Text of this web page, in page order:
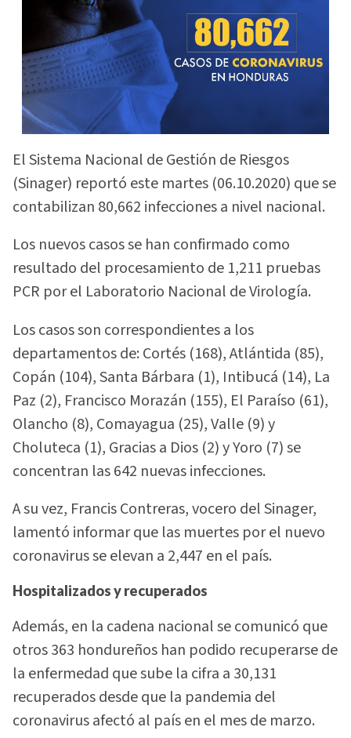
El Sistema Nacional de Gestión de Riesgos
(Sinager) reportó este martes (06.10.2020) que se
contabilizan 80,662 infecciones a nivel nacional.
Los nuevos casos se han confirmado como
resultado del procesamiento de 1,211 pruebas
PCR por el Laboratorio Nacional de Virología.
Los casos son correspondientes a los
departamentos de: Cortés (168), Atlántida (85),
Copán (104), Santa Bárbara (1), Intibucá (14), La
Paz (2), Francisco Morazán (155), El Paraíso (61),
Olancho (8), Comayagua (25), Valle (9) y
Choluteca (1), Gracias a Dios (2) y Yoro (7) se
concentran las 642 nuevas infecciones.
A su vez, Francis Contreras, vocero del Sinager,
lamentó informar que las muertes por el nuevo
coronavirus se elevan a 2,447 en el país.
Hospitalizados y recuperados
Además, en la cadena nacional se comunicó que
otros 363 hondureños han podido recuperarse de
la enfermedad que sube la cifra a 30,131
recuperados desde que la pandemia del
coronavirus afectó al país en el mes de marzo.